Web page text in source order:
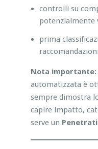
controlli su
potenzialmente
prima
Nota importante:
automatizzata è
sempre dimostra
capire impatto,
serve un